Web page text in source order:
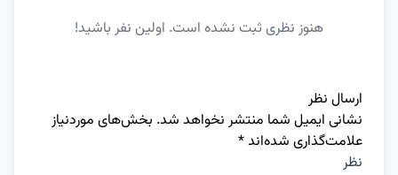
هنوز نظری ثبت نشده است. اولین نفر باشید!
ارسال نظر
نشانی ایمیل شما منتشر نخواهد شد. بخش‌های موردنیاز
علامت‌گذاری شده‌اند*
نظر